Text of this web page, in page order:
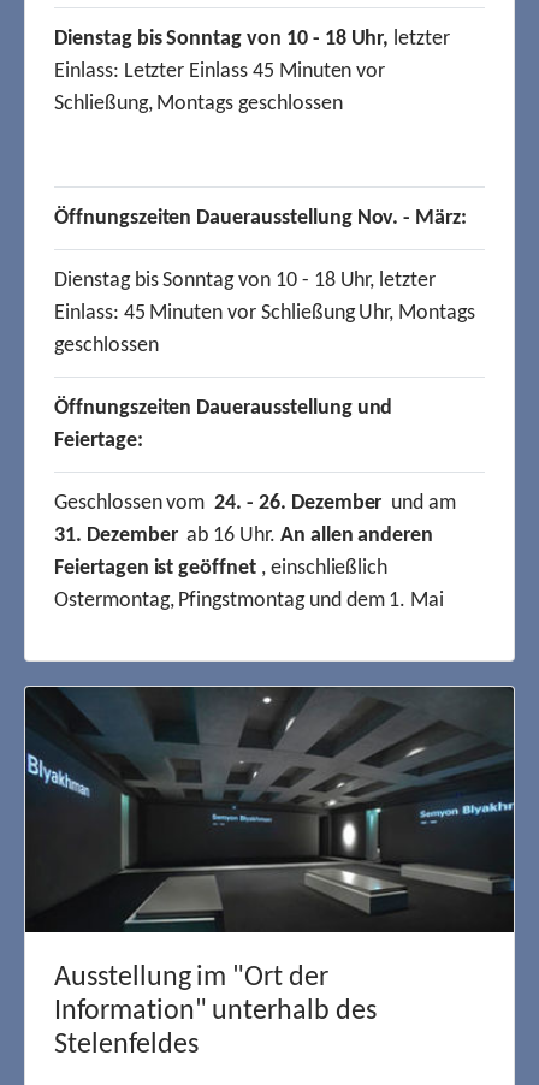
Ausstellung im "Ort der
Information" unterhalb des
Stelenfeldes
Dienstag bis Sonntag von 10 - 18 Uhr, letzter
Einlass: Letzter Einlass 45 Minuten vor
Schließung, Montags geschlossen
Öffnungszeiten Dauerausstellung Nov. - März:
Dienstag bis Sonntag von 10 - 18 Uhr, letzter
Einlass: 45 Minuten vor Schließung Uhr, Montags
geschlossen
Öffnungszeiten Dauerausstellung und
Feiertage:
Geschlossen vom24. - 26. Dezember und am
31. Dezemberab 16 Uhr. An allen anderen
Feiertagen ist geöffnet, einschließlich
Ostermontag, Pfingstmontag und dem 1. Mai